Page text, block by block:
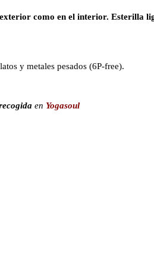
como en el interior. Esterilla
y metales pesados (6P-free).
en Yogasoul